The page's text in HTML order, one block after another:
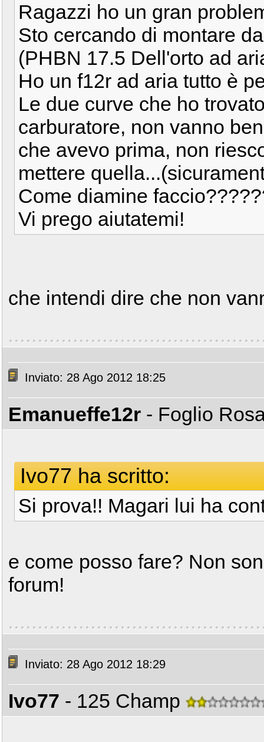
Ragazzi ho un gran
Sto cercando di montare
(PHBN 17.5 Dell'orto ad
Ho un f12r ad aria tutto è
Le due curve che ho
carburatore, non vanno
che avevo prima, non
mettere
Come diamine
Vi prego aiutatemi!
che intendi dire che non
Inviato: 28 Ago 2012 18:25
Emanueffe12r - Foglio
Ivo77 ha scritto:
Si prova!! Magari lui ha
e come posso fare? Non
forum!
Inviato: 28 Ago 2012 18:29
Ivo77 - 125 Champ